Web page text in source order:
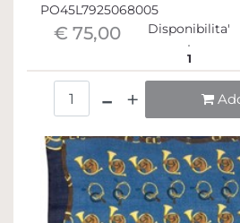
PO45L7925068005
€ 75,00 Disponibilita'
1